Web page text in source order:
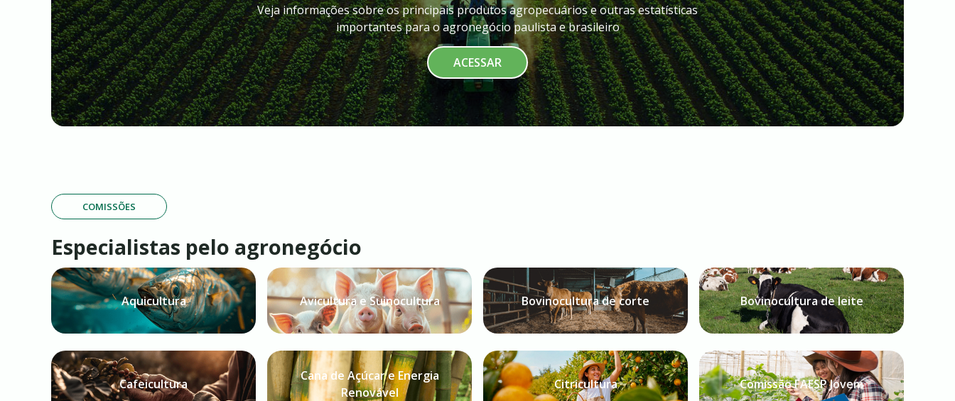
Veja informações sobre os principais produtos agropecuários e outras estatísticas
importantes para o agronegócio paulista e brasileiro
ACESSAR
COMISSÕES
Especialistas pelo agronegócio
Aquicultura Avicultura e Suinocultura Bovinocultura de corte Bovinocultura de leite
Cafeicultura
Cana de Açúcar e Energia
Renovável
Citricultura Comissão FAESP Jovem